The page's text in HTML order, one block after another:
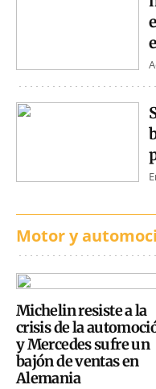
Motor y
Michelin resiste a la
crisis de la
y Mercedes sufre un
bajón de ventas en
Alemania